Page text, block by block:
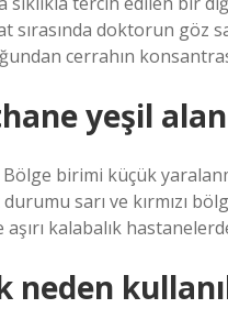
sırasında doktorun göz
cerrahın
yeşil
Bölge birimi küçük
durumu sarı ve kırmızı
kalabalık
neden